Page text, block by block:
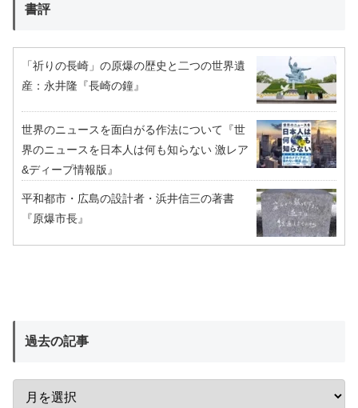
書評
「祈りの長崎」の原爆の歴史と二つの世界遺
産：永井隆『長崎の鐘』
世界のニュースを面白がる作法について『世
界のニュースを日本人は何も知らない 激レア
&ディープ情報版』
平和都市・広島の設計者・浜井信三の著書
『原爆市長』
過去の記事